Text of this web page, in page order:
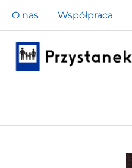
Przejdź
do
treści
O nas Współpraca